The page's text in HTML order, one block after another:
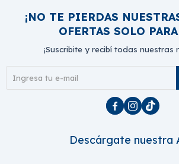
¡NO TE PIERDAS
OFERTAS SOLO
¡Suscribite y recibí todas nuestras
  
Descárgate nuestra